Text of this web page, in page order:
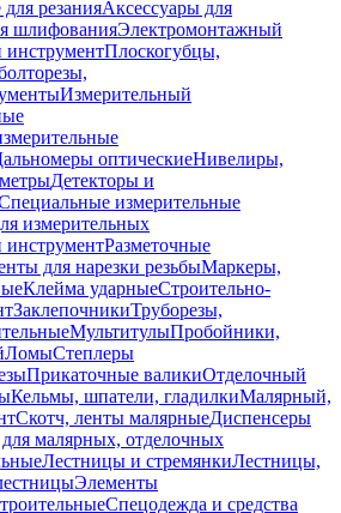
резанияАксессуары для
шлифованияЭлектромонтажный
Плоскогубцы,
Измерительный
оптическиеНивелиры,
Детекторы и
измерительные
измерительных
инструментРазметочные
для нарезки резьбыМаркеры,
Клейма ударныеСтроительно-
ЗаклепочникиТруборезы,
МультитулыПробойники,
ЛомыСтеплеры
Прикаточные валикиОтделочный
Кельмы, шпатели, гладилкиМалярный,
Скотч, ленты малярныеДиспенсеры
малярных, отделочных
Лестницы и стремянкиЛестницы,
Элементы
Спецодежда и средства